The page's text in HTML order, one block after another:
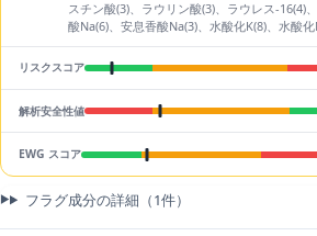
スチン酸(3)、ラウリン酸(3)、ラウレス-16(4)
酸Na(6)、安息香酸Na(3)、水酸化K(8)、水酸化
リスクスコア
解析安全性値
EWG スコア
フラグ成分の詳細（1件）